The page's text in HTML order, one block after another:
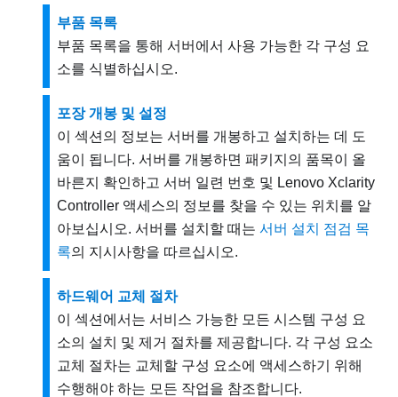
부품 목록
부품 목록을 통해 서버에서 사용 가능한 각 구성 요
소를 식별하십시오.
포장 개봉 및 설정
이 섹션의 정보는 서버를 개봉하고 설치하는 데 도
움이 됩니다. 서버를 개봉하면 패키지의 품목이 올
바른지 확인하고 서버 일련 번호 및 Lenovo Xclarity
Controller 액세스의 정보를 찾을 수 있는 위치를 알
아보십시오. 서버를 설치할 때는 서버 설치 점검 목
록의 지시사항을 따르십시오.
하드웨어 교체 절차
이 섹션에서는 서비스 가능한 모든 시스템 구성 요
소의 설치 및 제거 절차를 제공합니다. 각 구성 요소
교체 절차는 교체할 구성 요소에 액세스하기 위해
수행해야 하는 모든 작업을 참조합니다.